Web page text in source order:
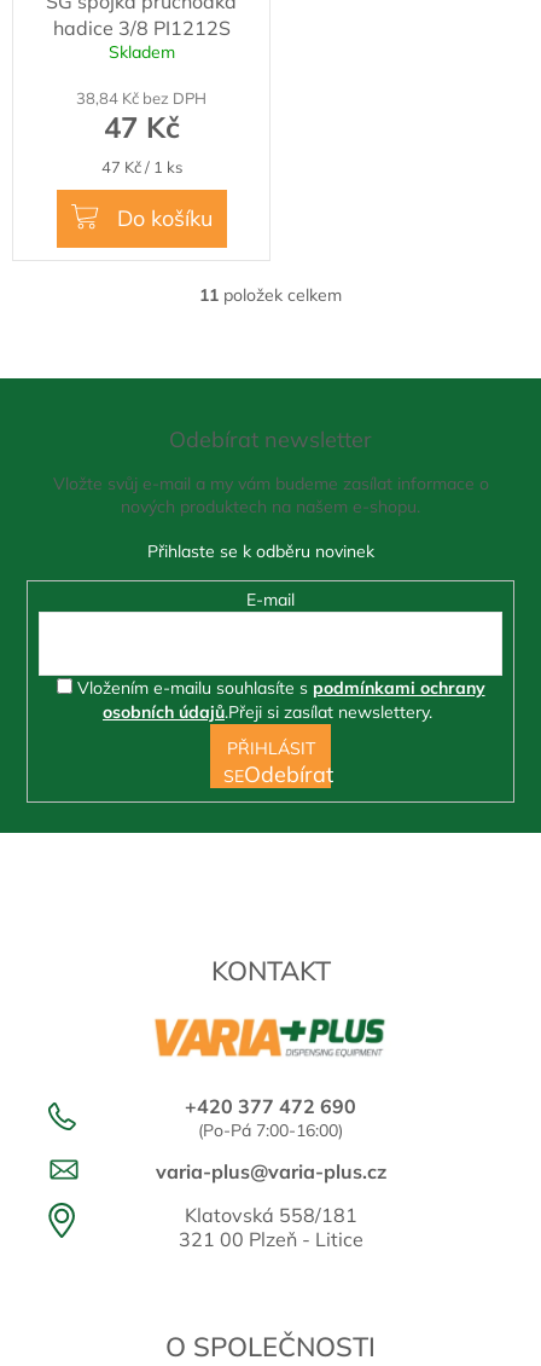
hadice 3/8 PI1212S
Skladem
38,84 Kč bez DPH
47 Kč
Měrná
cena:
47 Kč / 1 ks
Do košíku
O
á
c
p
r
k
y
v
i
s
u
11 položek celkem
KONTAKT
+420 377 472 690
(Po-Pá 7:00-16:00)
varia-plus@varia-plus.cz
Klatovská 558/181
321 00 Plzeň - Litice
O SPOLEČNOSTI
Odebírat newsletter
Vložte svůj e-mail a my vám budeme zasílat informace o
nových produktech na našem e-shopu.
E-mail
Vložením e-mailu souhlasíte s podmínkami ochrany
osobních údajů.Přeji si zasílat newslettery.
PŘIHLÁSIT
SE